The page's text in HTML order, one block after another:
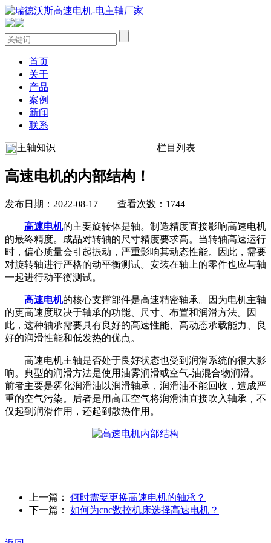
首页
关于
产品
案例
新闻
联系
主轴知识 栏目列表
高速电机的内部结构！
发布日期：2022-08-17 查看次数：1744
高速电机的主要旋转体是轴。制造精度直接影响高速电机
的最终精度。成品对转轴的尺寸精度要求高。当转轴高速运行
时，偏心质量会引起振动，严重影响其动态性能。因此，需要
对旋转轴进行严格的动平衡测试。安装在轴上的零件也应与轴
一起进行动平衡测试。
高速电机的核心支撑部件是高速精密轴承。因为电机主轴
的更高速度取决于轴承的功能、尺寸、布置和润滑方法。因
此，这种轴承需要具有良好的高速性能、高动态承载能力、良
好的润滑性能和低发热的优点。
高速电机主轴是否处于良好状态也受到润滑系统的很大影
响。典型的润滑方法是使用油雾润滑或空气-油混合物润滑。
前者主要是雾化润滑油以润滑轴承，润滑油不能回收，造成严
重的空气污染。后者是用高压空气将润滑油直接吹入轴承，不
仅起到润滑作用，还起到散热作用。
上一篇： 何时需要更换高速电机的轴承？
下一篇： 如何为cnc数控机床选择高速电机？